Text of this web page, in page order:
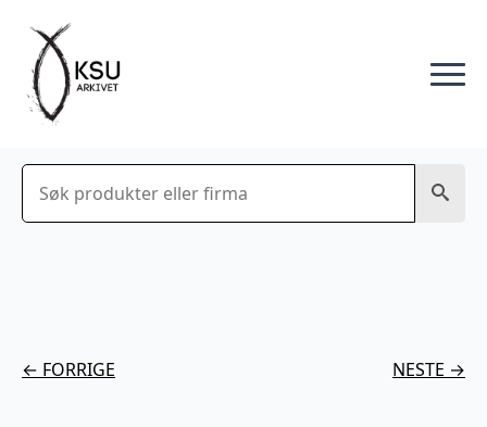
Søk
← FORRIGE NESTE →